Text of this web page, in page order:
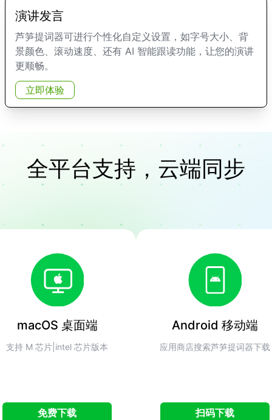
演讲发言
芦笋提词器可进行个性化自定义设置，如字号大小、背
景颜色、滚动速度、还有 AI 智能跟读功能，让您的演讲
更顺畅。
立即体验
全平台支持，云端同步
macOS 桌面端
支持 M 芯片|intel 芯片版本
免费下载
Android 移动端
应用商店搜索芦笋提词器下载
扫码下载